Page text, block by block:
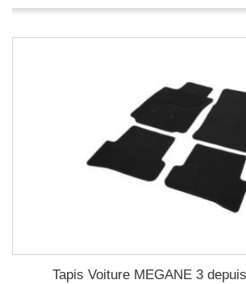
Tapis Voiture MEGANE 3